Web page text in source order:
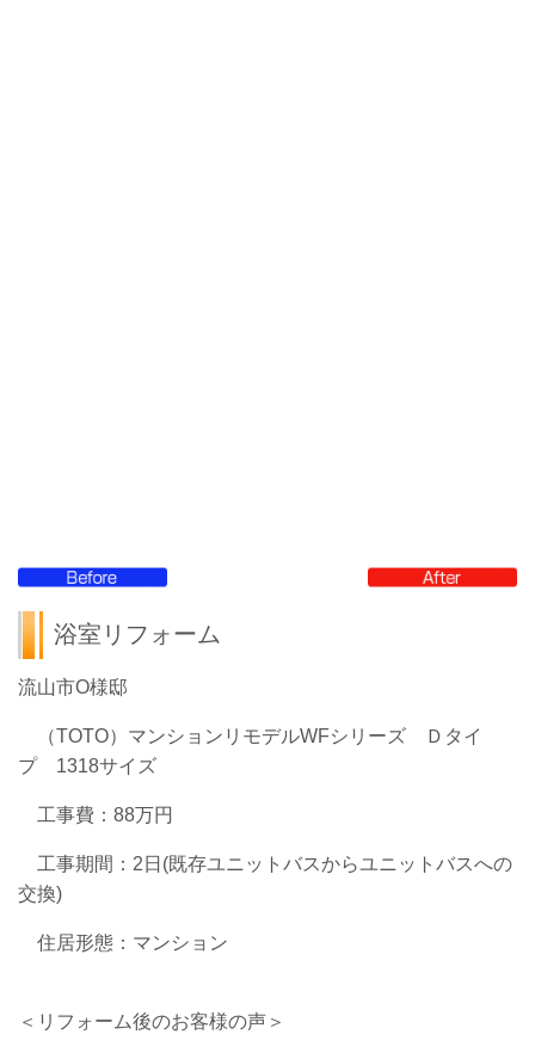
浴室リフォーム
流山市O様邸
（TOTO）マンションリモデルWFシリーズ Ｄタイ
プ 1318サイズ
工事費：88万円
工事期間：2日(既存ユニットバスからユニットバスへの
交換)
住居形態：マンション
＜リフォーム後のお客様の声＞